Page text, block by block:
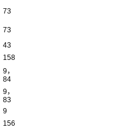
73
73
43
158
9，
84
9，
83
9
156